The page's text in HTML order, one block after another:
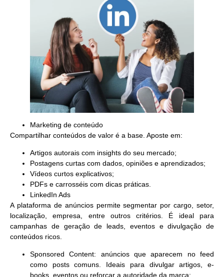
Marketing de conteúdo
Compartilhar conteúdos de valor é a base. Aposte em:
Artigos autorais com insights do seu mercado;
Postagens curtas com dados, opiniões e aprendizados;
Vídeos curtos explicativos;
PDFs e carrosséis com dicas práticas.
LinkedIn Ads
A plataforma de anúncios permite segmentar por cargo, setor,
localização, empresa, entre outros critérios. É ideal para
campanhas de geração de leads, eventos e divulgação de
conteúdos ricos.
Sponsored Content: anúncios que aparecem no feed
como posts comuns. Ideais para divulgar artigos, e-
books, eventos ou reforçar a autoridade da marca;